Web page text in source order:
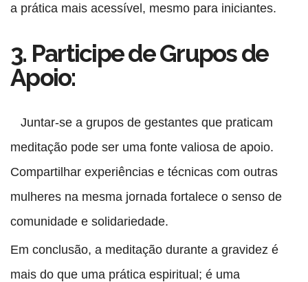
a prática mais acessível, mesmo para iniciantes.
3. Participe de Grupos de
Apoio:
Juntar-se a grupos de gestantes que praticam
meditação pode ser uma fonte valiosa de apoio.
Compartilhar experiências e técnicas com outras
mulheres na mesma jornada fortalece o senso de
comunidade e solidariedade.
Em conclusão, a meditação durante a gravidez é
mais do que uma prática espiritual; é uma